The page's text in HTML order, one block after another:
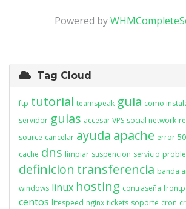
Powered by
Tag Cloud
ftp tutorial teamspeak guia como
servidor guias accesar VPS social network
source cancelar ayuda apache error
cache dns limpiar suspencion servicio
definicion transferencia banda
windows linux hosting contraseña
centos litespeed nginx tickets soporte cron